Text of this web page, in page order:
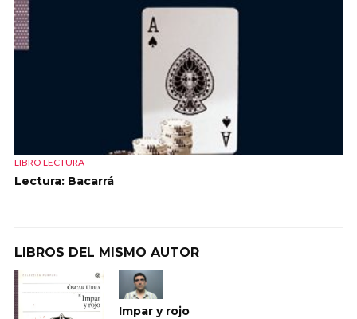
LIBRO LECTURA
Lectura: Bacarrá
LIBROS DEL MISMO AUTOR
Impar y rojo